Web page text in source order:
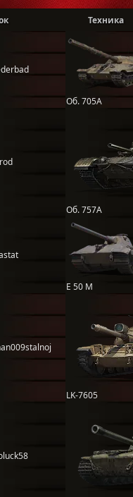
Техника
Об. 705А
Об. 757А
E 50 M
LK-7605